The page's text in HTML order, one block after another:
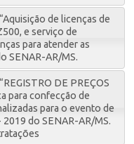
de licenças de
e serviço de
para atender as
SENAR-AR/MS.
DE PREÇOS
para confecção de
para o evento de
do SENAR-AR/MS.